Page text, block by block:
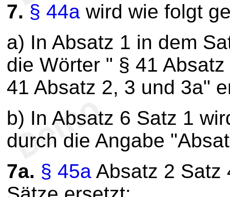
7. § 44a wird wie folgt
a) In Absatz 1 in dem
die Wörter " § 41
41 Absatz 2, 3 und 3a"
b) In Absatz 6 Satz 1
durch die Angabe
7a. § 45a Absatz 2 Satz